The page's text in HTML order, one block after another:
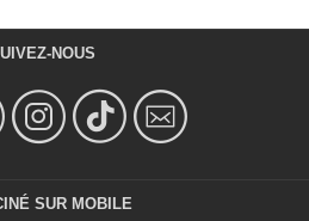
NOUS
SUR MOBILE